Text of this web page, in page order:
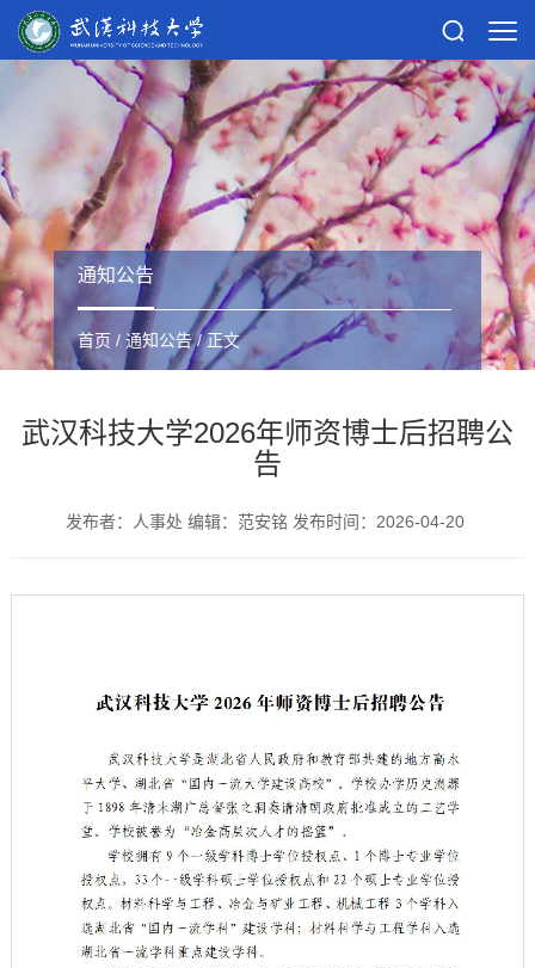
通知公告
首页 / 通知公告/ 正文
武汉科技大学2026年师资博士后招聘公
告
发布者：人事处 编辑：范安铭 发布时间：2026-04-20